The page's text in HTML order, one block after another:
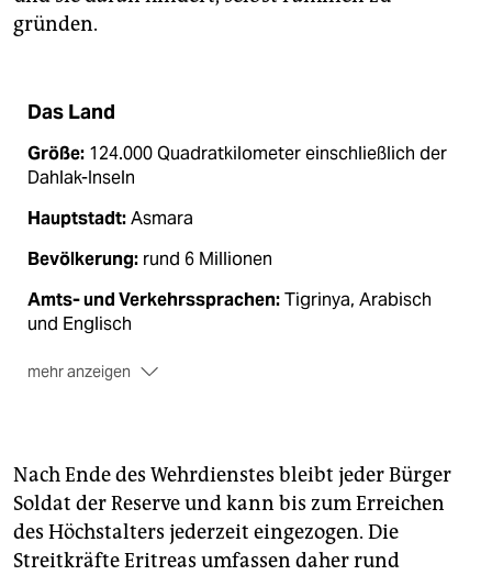
gründen.
Das Land
Größe: 124.000 Quadratkilometer einschließlich der
Dahlak-Inseln
Hauptstadt:Asmara
Bevölkerung: rund 6 Millionen
Amts- und Verkehrssprachen:Tigrinya, Arabisch
und Englisch
mehr anzeigen
Regierungsform: Republik; präsidiale
Regierungsform mit Übergangsparlament (de facto
inaktiv)
Staatsoberhaupt:Isaias Afewerki
Nach Ende des Wehrdienstes bleibt jeder Bürger
Soldat der Reserve und kann bis zum Erreichen
des Höchstalters jederzeit eingezogen. Die
Streitkräfte Eritreas umfassen daher rund